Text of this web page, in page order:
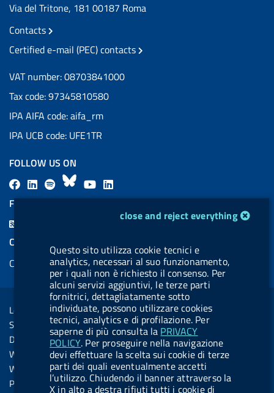
cookie management moduleclose and reject everything
Questo sito utilizza cookie tecnici e
analytics, necessari al suo funzionamento,
per i quali non è richiesto il consenso. Per
alcuni servizi aggiuntivi, le terze parti
fornitrici, dettagliatamente sotto
individuate, possono utilizzare cookies
tecnici, analytics e di profilazione. Per
saperne di più consulta la PRIVACY
POLICY. Per proseguire nella navigazione
devi effettuare la scelta sui cookie di terze
parti dei quali eventualmente accetti
l’utilizzo. Chiudendo il banner attraverso la
X in alto a destra rifiuti tutti i cookie di
Via del Tritone, 181 00187 Roma
Contacts
Certified e-mail (PEC) contacts
VAT number: 08703841000
Tax code: 97345810580
IPA AIFA code: aifa_rm
IPA UCB code: UFE1TR
FOLLOW US ON
F
a
L
i
a
l
.
b
u
t
t
o
n
.
B
l
s
k
y
Y
o
u
b
e
i
e
d
i
n
FEED RSS
COOKIES
Cookie management
Sezione Link Utili
Legal notice
Social Media Policy
Dichiarazione di accessibilità
Web accessibility
Website statistics
Privacy